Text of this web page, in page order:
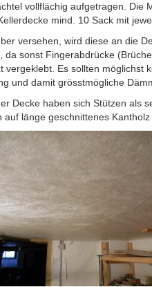
vollflächig aufgetragen. Die
mind. 10 Sack mit
versehen, wird diese an die
da sonst Fingerabdrücke
Es sollten möglichst
und damit grösstmögliche
Decke haben sich Stützen als
länge geschnittenes Kantholz